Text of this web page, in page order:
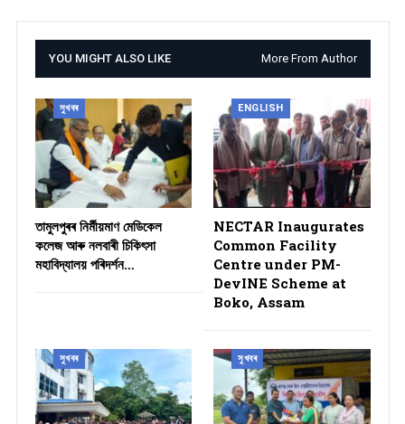
YOU MIGHT ALSO LIKE More From Author
সুখবৰ
তামুলপুৰৰ নিৰ্মীয়মাণ মেডিকেল
কলেজ আৰু নলবাৰী চিকিৎসা
মহাবিদ্যালয় পৰিদৰ্শন…
ENGLISH
NECTAR Inaugurates
Common Facility
Centre under PM-
DevINE Scheme at
Boko, Assam
সুখবৰ সুখবৰ